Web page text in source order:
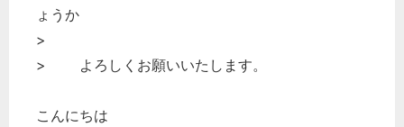
ょうか
>
> よろしくお願いいたします。
こんにちは